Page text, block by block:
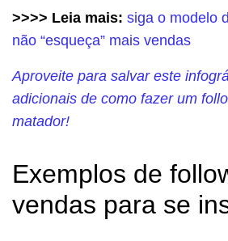
>>>> Leia mais: siga o modelo
não “esqueça” mais vendas
Aproveite para salvar este
adicionais de como fazer um
matador!
Exemplos de
vendas para se